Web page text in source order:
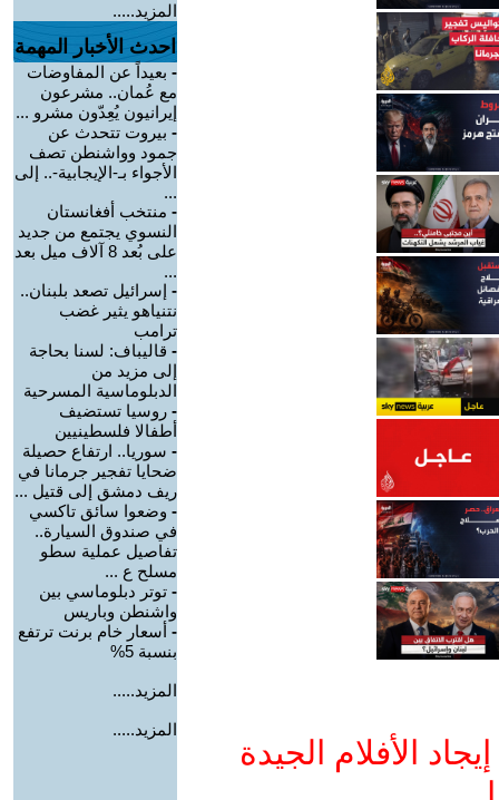
الأفلام الجيدة
المزيد.....
احدث الأخبار المهمة
- بعيداً عن المفاوضات
مع عُمان.. مشرعون
إيرانيون يُعِدّون مشرو ...
- بيروت تتحدث عن
جمود وواشنطن تصف
الأجواء بـ-الإيجابية-.. إلى
...
- منتخب أفغانستان
النسوي يجتمع من جديد
على بُعد 8 آلاف ميل بعد
...
- إسرائيل تصعد بلبنان..
نتنياهو يثير غضب
ترامب
- قاليباف: لسنا بحاجة
إلى مزيد من
الدبلوماسية المسرحية
- روسيا تستضيف
أطفالا فلسطينيين
- سوريا.. ارتفاع حصيلة
ضحايا تفجير جرمانا في
ريف دمشق إلى قتيل ...
- وضعوا سائق تاكسي
في صندوق السيارة..
تفاصيل عملية سطو
مسلح ع ...
- توتر دبلوماسي بين
واشنطن وباريس
- أسعار خام برنت ترتفع
بنسبة 5%
المزيد.....
المزيد.....